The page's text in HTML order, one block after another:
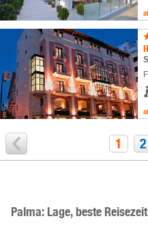
1 2
Palma: Lage, beste